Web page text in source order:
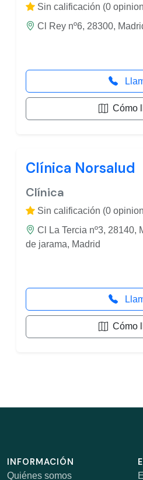
Sin calificación (0
Cl Rey nº6, 28300,
Cómo
Clínica Norsalud
Clínica
Sin calificación (0
Cl La Tercia nº3, 28140,
de jarama, Madrid
Cómo
INFORMACIÓN
Quiénes somos